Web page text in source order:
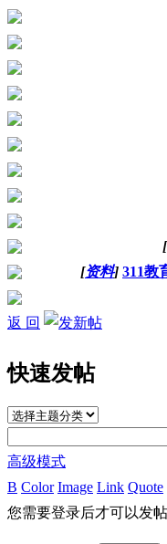
[
[资料] 311教
返 回
快速发帖
高级模式
B Color Image Link Quote
您需要登录后才可以发帖